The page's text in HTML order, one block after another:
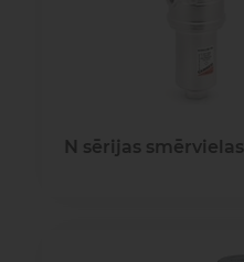
N sērijas smērvielas